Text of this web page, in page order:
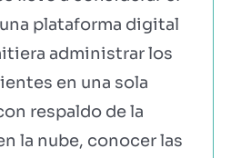
plataforma digital
administrar los
en una sola
respaldo de la
la nube, conocer las